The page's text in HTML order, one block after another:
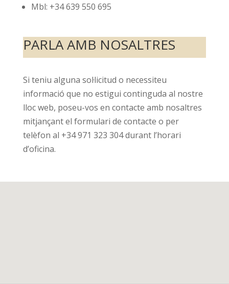
Mbl: +34 639 550 695
PARLA AMB NOSALTRES
Si teniu alguna sol·licitud o necessiteu
informació que no estigui continguda al nostre
lloc web, poseu-vos en contacte amb nosaltres
mitjançant el formulari de contacte o per
telèfon al +34 971 323 304 durant l’horari
d’oficina.